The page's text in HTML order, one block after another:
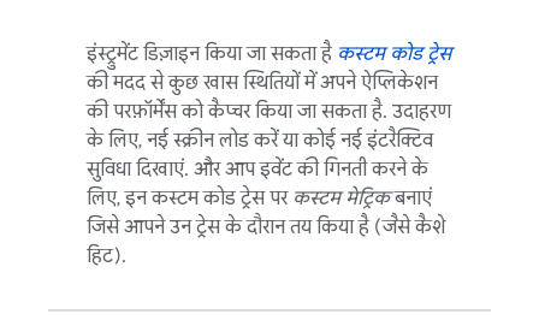
इंस्ट्रुमेंट डिज़ाइन किया जा सकता है कस्टम कोड ट्रेस
की मदद से कुछ खास स्थितियों में अपने ऐप्लिकेशन
की परफ़ॉर्मेंस को कैप्चर किया जा सकता है. उदाहरण
के लिए, नई स्क्रीन लोड करें या कोई नई इंटरैक्टिव
सुविधा दिखाएं. और आप इवेंट की गिनती करने के
लिए, इन कस्टम कोड ट्रेस पर कस्टम मेट्रिकबनाएं
जिसे आपने उन ट्रेस के दौरान तय किया है (जैसे कैशे
हिट).